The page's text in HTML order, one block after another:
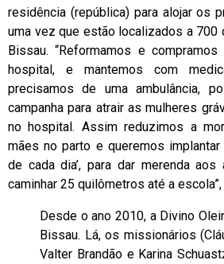
residência (república) para alojar os
uma vez que estão localizados a 700
Bissau. “Reformamos e
hospital, e mantemos com
precisamos de uma ambulância,
campanha para atrair as mulheres
no hospital. Assim reduzimos a
mães no parto e queremos
de cada dia’, para dar merenda
caminhar 25 quilômetros até a
Desde o ano 2010, a Divino
Bissau. Lá, os missionários
Valter Brandão e Karina